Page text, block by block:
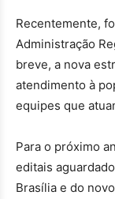
Recentemente,
Administração
breve, a nova
atendimento à
equipes que
Para o próximo
editais
Brasília e do